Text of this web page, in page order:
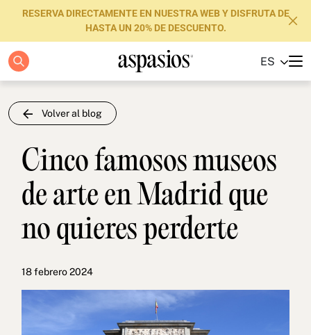
RESERVA DIRECTAMENTE EN NUESTRA WEB Y DISFRUTA DE
HASTA UN 20% DE DESCUENTO.
ES
Apartamentos
Boutique Hotels
Sobre nosotros
Blog
Inversores
Contacto
Cinco famosos museos
de arte en Madrid que
no quieres perderte
18 febrero 2024
Volver al blog